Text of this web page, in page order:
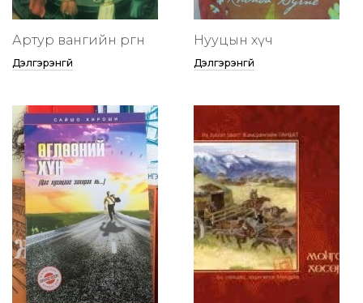
Артур вангийн өргөөнөө
Дэлгэрэнгүй
Нууцын хүч
Дэлгэрэнгүй